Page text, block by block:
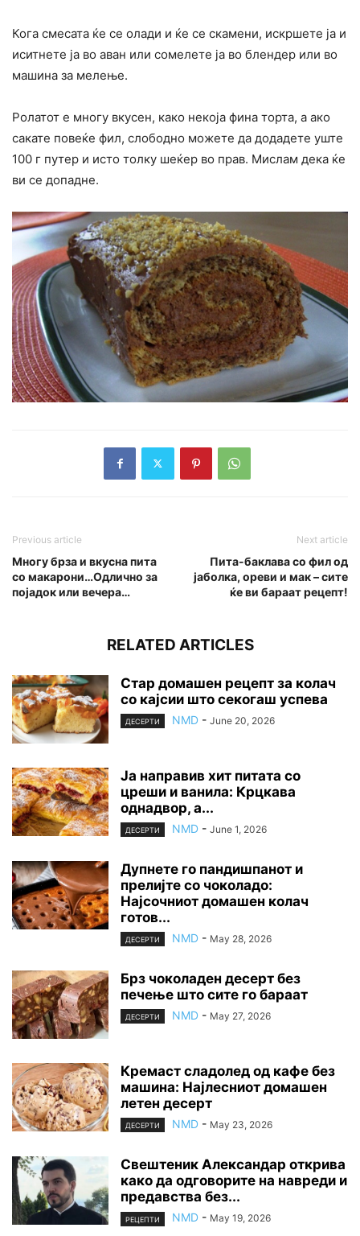
Кога смесата ќе се олади и ќе се скамени, искршете ја и
иситнете ја во аван или сомелете ја во блендер или во
машина за мелење.
Ролатот е многу вкусен, како некоја фина торта, а ако
сакате повеќе фил, слободно можете да додадете уште
100 г путер и исто толку шеќер во прав. Мислам дека ќе
ви се допадне.
Previous article
Многу брза и вкусна пита
со макарони…Одлично за
појадок или вечера…
Next article
Пита-баклава со фил од
јаболка, ореви и мак – сите
ќе ви бараат рецепт!
RELATED ARTICLES
Стар домашен рецепт за колач
со кајсии што секогаш успева
ДЕСЕРТИ NMD - June 20, 2026
Ја направив хит питата со
цреши и ванила: Крцкава
однадвор, а...
ДЕСЕРТИ NMD - June 1, 2026
Дупнете го пандишпанот и
прелијте со чоколадо:
Најсочниот домашен колач
готов...
ДЕСЕРТИ NMD - May 28, 2026
Брз чоколаден десерт без
печење што сите го бараат
ДЕСЕРТИ NMD - May 27, 2026
Кремаст сладолед од кафе без
машина: Најлесниот домашен
летен десерт
ДЕСЕРТИ NMD - May 23, 2026
Свештеник Александар открива
како да одговорите на навреди и
предавства без...
РЕЦЕПТИ NMD - May 19, 2026